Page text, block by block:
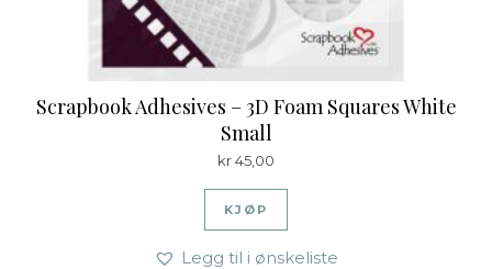
Scrapbook Adhesives – 3D Foam Squares White
Small
kr45,00
KJØP
Legg til i ønskeliste